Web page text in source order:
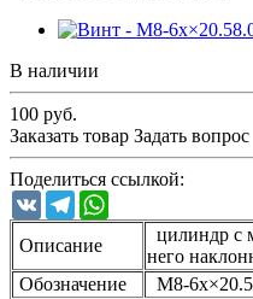
В наличии
100 руб.
Заказать товар Задать вопрос
Поделиться ссылкой:
VK Telegram
Описание
цилиндр с
него
Обозначение
М8-